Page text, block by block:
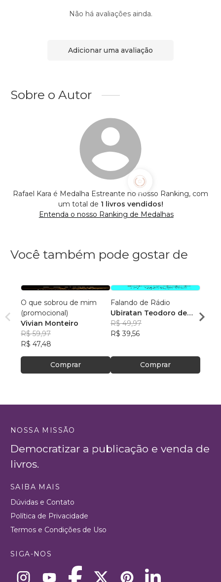
Não há avaliações ainda.
Adicionar uma avaliação
Sobre o Autor
Rafael Kara é Medalha Estreante no nosso Ranking, com
um total de 1 livros vendidos!
Entenda o nosso Ranking de Medalhas
Você também pode gostar de
O que sobrou de mim
(promocional)
Vivian Monteiro
R$ 59,97
R$ 47,48
Comprar
Falando de Rádio
Ubiratan Teodoro de
Souza
R$ 49,97
R$ 39,56
Comprar
Há
NOSSA MISSÃO
Democratizar a publicação e venda de
livros.
SAIBA MAIS
Dúvidas e Contato
Política de Privacidade
Termos e Condições de Uso
SIGA-NOS